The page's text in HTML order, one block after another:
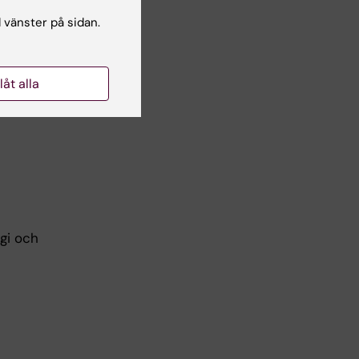
och
på sidan.
alla